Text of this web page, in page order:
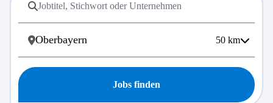
50 km
Jobs finden